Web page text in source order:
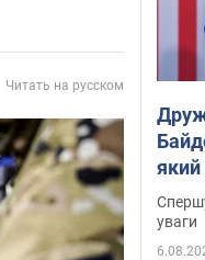
Читать на русском
який
уваги